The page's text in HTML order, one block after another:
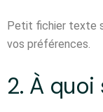
Petit fichier texte
vos préférences.
2. À